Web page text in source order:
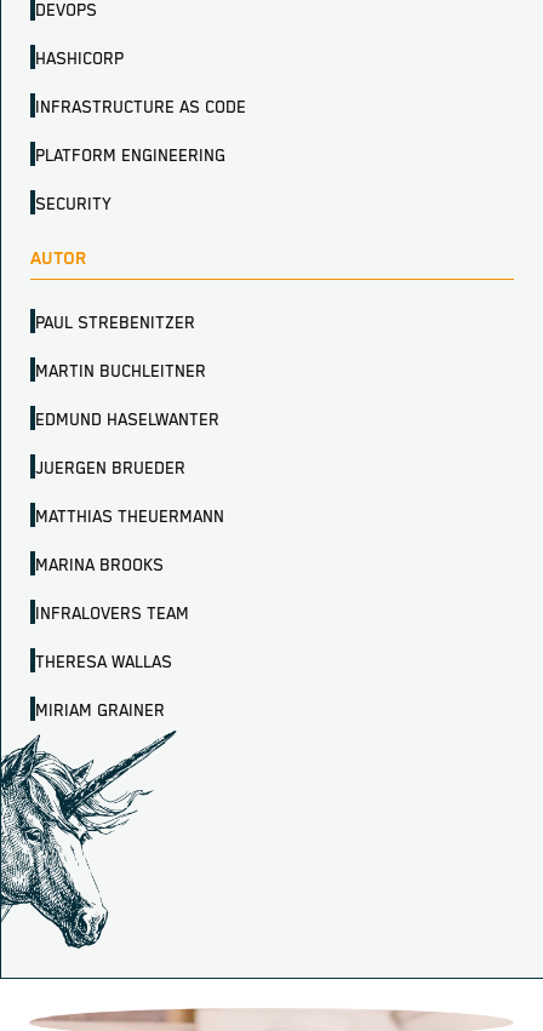
DEVOPS
HASHICORP
INFRASTRUCTURE AS CODE
PLATFORM ENGINEERING
SECURITY
AUTOR
PAUL STREBENITZER
MARTIN BUCHLEITNER
EDMUND HASELWANTER
JUERGEN BRUEDER
MATTHIAS THEUERMANN
MARINA BROOKS
INFRALOVERS TEAM
THERESA WALLAS
MIRIAM GRAINER